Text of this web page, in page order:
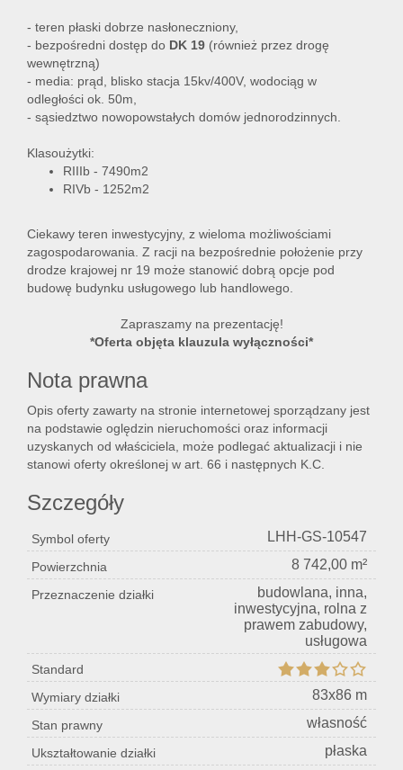
- teren płaski dobrze nasłoneczniony,
- bezpośredni dostęp do DK 19 (również przez drogę
wewnętrzną)
- media: prąd, blisko stacja 15kv/400V, wodociąg w
odległości ok. 50m,
- sąsiedztwo nowopowstałych domów jednorodzinnych.
Klasoużytki:
RIIIb - 7490m2
RIVb - 1252m2
Ciekawy teren inwestycyjny, z wieloma możliwościami
zagospodarowania. Z racji na bezpośrednie położenie przy
drodze krajowej nr 19 może stanowić dobrą opcje pod
budowę budynku usługowego lub handlowego.
Zapraszamy na prezentację!
*Oferta objęta klauzula wyłączności*
Nota prawna
Opis oferty zawarty na stronie internetowej sporządzany jest
na podstawie oględzin nieruchomości oraz informacji
uzyskanych od właściciela, może podlegać aktualizacji i nie
stanowi oferty określonej w art. 66 i następnych K.C.
Szczegóły
Symbol oferty LHH-GS-10547
Powierzchnia 8 742,00 m²
Przeznaczenie działki
budowlana, inna,
inwestycyjna, rolna z
prawem zabudowy,
usługowa
Standard
Wymiary działki
83x86 m
Stan prawny własność
Ukształtowanie działki płaska